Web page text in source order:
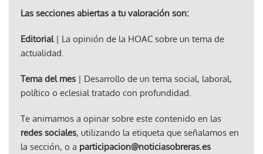
Las secciones abiertas a tu valoración son:
Editorial| La opinión de la HOAC sobre un tema de
actualidad.
Tema del mes | Desarrollo de un tema social, laboral,
político o eclesial tratado con profundidad.
Te animamos a opinar sobre este contenido en las
redes sociales, utilizando la etiqueta que señalamos en
la sección, o a participacion@noticiasobreras.es